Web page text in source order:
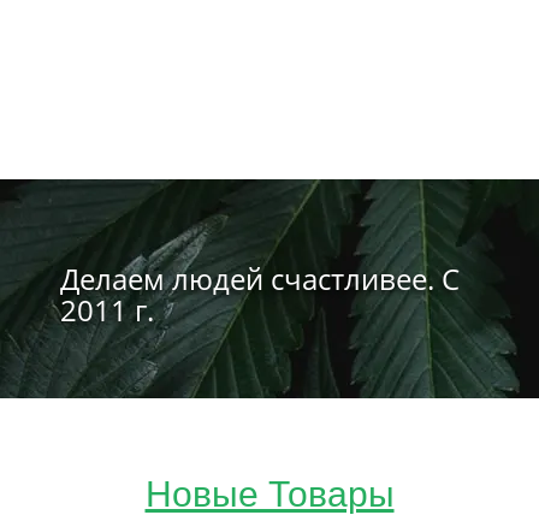
Делаем людей счастливее. С
2011 г.
Новые Товары